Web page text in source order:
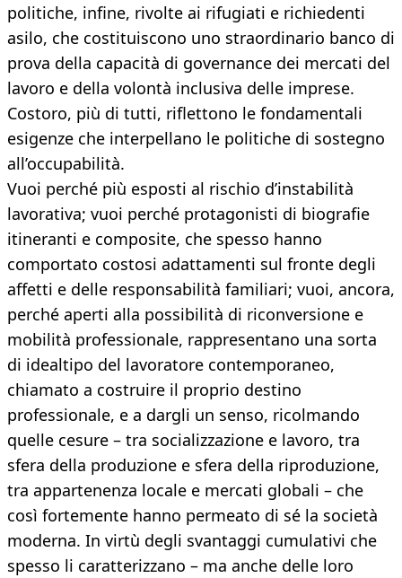
politiche, infine, rivolte ai rifugiati e richiedenti
asilo, che costituiscono uno straordinario banco di
prova della capacità di governance dei mercati del
lavoro e della volontà inclusiva delle imprese.
Costoro, più di tutti, riflettono le fondamentali
esigenze che interpellano le politiche di sostegno
all’occupabilità.
Vuoi perché più esposti al rischio d’instabilità
lavorativa; vuoi perché protagonisti di biografie
itineranti e composite, che spesso hanno
comportato costosi adattamenti sul fronte degli
affetti e delle responsabilità familiari; vuoi, ancora,
perché aperti alla possibilità di riconversione e
mobilità professionale, rappresentano una sorta
di idealtipo del lavoratore contemporaneo,
chiamato a costruire il proprio destino
professionale, e a dargli un senso, ricolmando
quelle cesure – tra socializzazione e lavoro, tra
sfera della produzione e sfera della riproduzione,
tra appartenenza locale e mercati globali – che
così fortemente hanno permeato di sé la società
moderna. In virtù degli svantaggi cumulativi che
spesso li caratterizzano – ma anche delle loro